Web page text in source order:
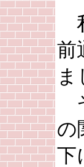
前
ま
の
下